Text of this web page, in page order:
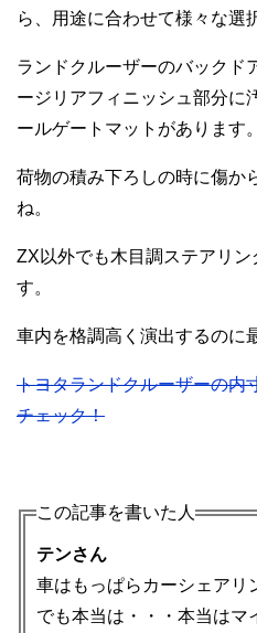
ら、用途に合わせて様々な選
ランドクルーザーのバックド
ージリアフィニッシュ部分に
ールゲートマットがあります。
荷物の積み下ろしの時に傷か
ね。
ZX以外でも木目調ステアリ
す。
車内を格調高く演出するのに
トヨタランドクルーザーの内
チェック！
この記事を書いた人
テンさん
車はもっぱらカーシェアリ
でも本当は・・・本当はマ